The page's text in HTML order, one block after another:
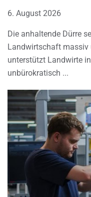
6. August 2026
Die anhaltende Dürre
Landwirtschaft massiv
unterstützt Landwirte
unbürokratisch